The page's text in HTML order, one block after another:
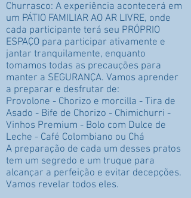
Churrasco: A experiência acontecerá em
um PÁTIO FAMILIAR AO AR LIVRE, onde
cada participante terá seu PRÓPRIO
ESPAÇO para participar ativamente e
jantar tranquilamente, enquanto
tomamos todas as precauções para
manter a SEGURANÇA. Vamos aprender
a preparar e desfrutar de:
Provolone - Chorizo e morcilla - Tira de
Asado - Bife de Chorizo - Chimichurri -
Vinhos Premium - Bolo com Dulce de
Leche - Café Colombiano ou Chá
A preparação de cada um desses pratos
tem um segredo e um truque para
alcançar a perfeição e evitar decepções.
Vamos revelar todos eles.